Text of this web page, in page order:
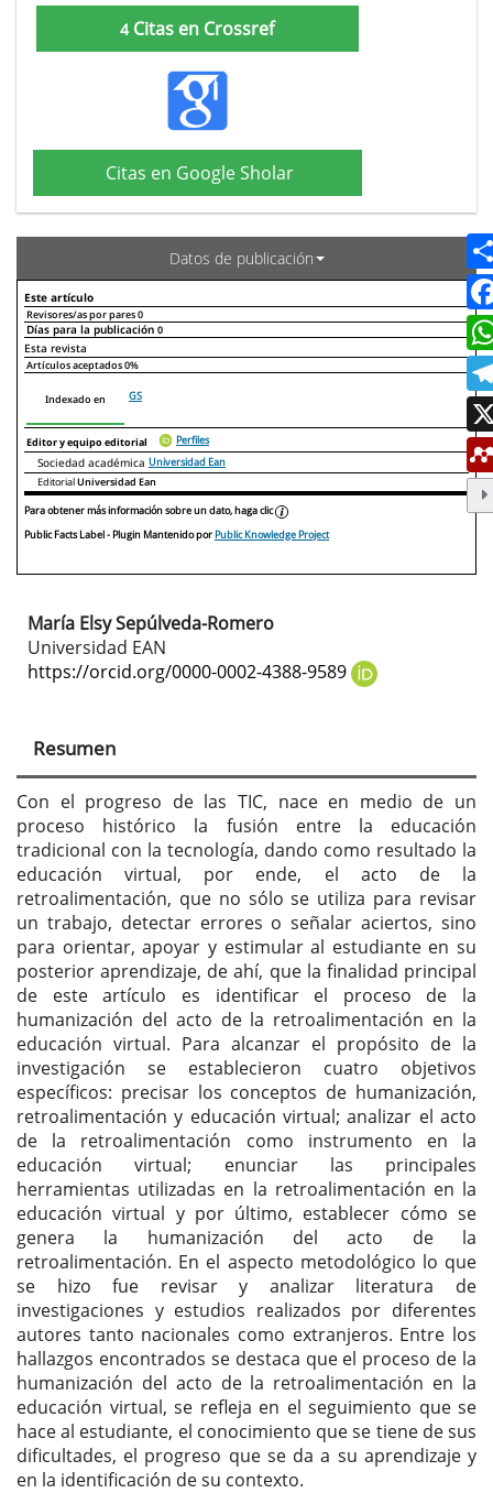
4Citas en Crossref
Citas en Google Sholar
Datos de publicación
Este artículo
Revisores/as por pares0
Días para la publicación 0
Declaraciones de autoría
Esta revista
Artículos aceptados0%
Indexado en GS
Editor y equipo editorial Perfiles
Sociedad académica Universidad Ean
EditorialUniversidad Ean
Para obtener más información sobre un dato, haga clic
Public Facts Label- Plugin Mantenido por Public Knowledge Project
Contenido
principal
artículo
María Elsy Sepúlveda-Romero
Universidad EAN
https://orcid.org/0000-0002-4388-9589
Resumen
Con el progreso de las TIC, nace en medio de un
proceso histórico la fusión entre la educación
tradicional con la tecnología, dando como resultado la
educación virtual, por ende, el acto de la
retroalimentación, que no sólo se utiliza para revisar
un trabajo, detectar errores o señalar aciertos, sino
para orientar, apoyar y estimular al estudiante en su
posterior aprendizaje, de ahí, que la finalidad principal
de este artículo es identificar el proceso de la
humanización del acto de la retroalimentación en la
educación virtual. Para alcanzar el propósito de la
investigación se establecieron cuatro objetivos
específicos: precisar los conceptos de humanización,
retroalimentación y educación virtual; analizar el acto
de la retroalimentación como instrumento en la
educación virtual; enunciar las principales
herramientas utilizadas en la retroalimentación en la
educación virtual y por último, establecer cómo se
genera la humanización del acto de la
retroalimentación. En el aspecto metodológico lo que
se hizo fue revisar y analizar literatura de
investigaciones y estudios realizados por diferentes
autores tanto nacionales como extranjeros. Entre los
hallazgos encontrados se destaca que el proceso de la
humanización del acto de la retroalimentación en la
educación virtual, se refleja en el seguimiento que se
hace al estudiante, el conocimiento que se tiene de sus
dificultades, el progreso que se da a su aprendizaje y
en la identificación de su contexto.